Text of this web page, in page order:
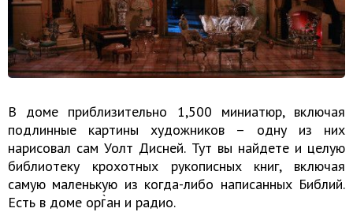
В доме приблизительно 1,500 миниатюр, включая
подлинные картины художников – одну из них
нарисовал сам Уолт Дисней. Тут вы найдете и целую
библиотеку крохотных рукописных книг, включая
самую маленькую из когда-либо написанных Библий.
Есть в доме орг̀ан и радио.